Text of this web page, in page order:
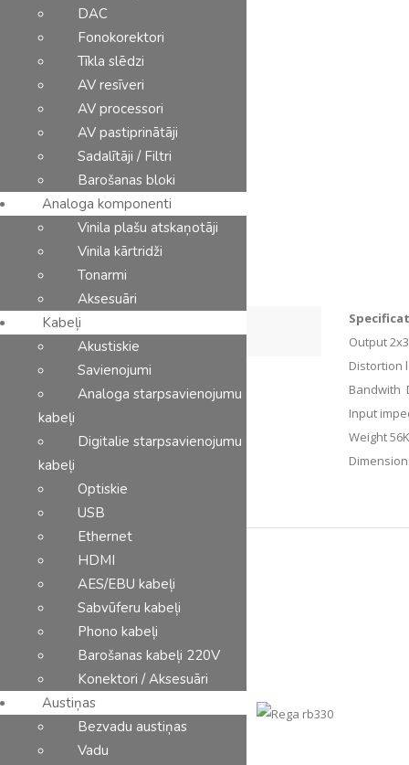
Ražotāji Kontakti
Description
Output
Distortion
Bandwith
Input
Weight
Saistītie produkti
DAC
Fonokorektori
Tīkla slēdzi
AV resīveri
AV processori
AV pastiprinātāji
Sadalītāji / Filtri
Barošanas bloki
Analoga komponenti
Vinila plašu atskaņotāji
Vinila kārtridži
Tonarmi
Aksesuāri
Kabeļi
Akustiskie
Savienojumi
Analoga starpsavienojumu
kabeļi
Digitalie starpsavienojumu
kabeļi
Optiskie
USB
Ethernet
HDMI
AES/EBU kabeļi
Sabvūferu kabeļi
Phono kabeļi
Barošanas kabeļi 220V
Konektori / Aksesuāri
Austiņas
Bezvadu austiņas
Vadu